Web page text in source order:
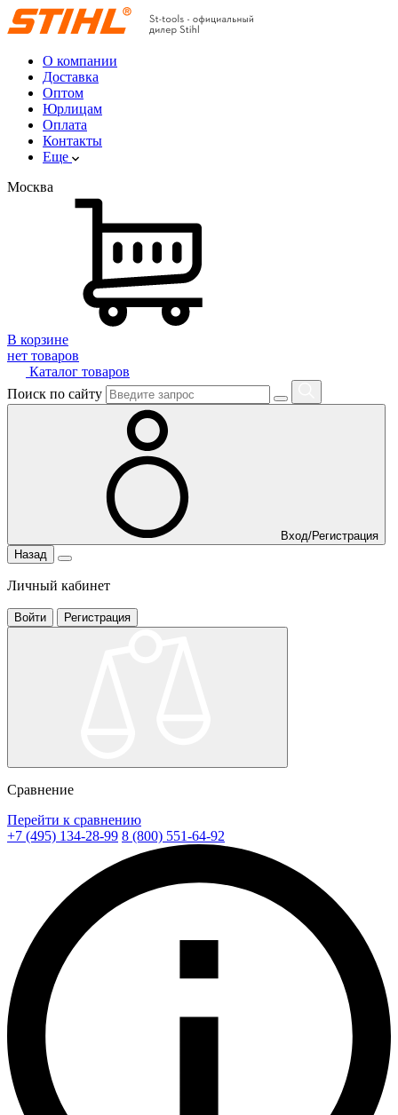
О компании
Доставка
Оптом
Юрлицам
Оплата
Контакты
Еще
Москва
В корзине
нет товаров
Каталог товаров
Поиск по сайту
Вход/Регистрация
Назад
Личный кабинет
Войти Регистрация
Сравнение
Перейти к сравнению
+7 (495) 134-28-99 8 (800) 551-64-92